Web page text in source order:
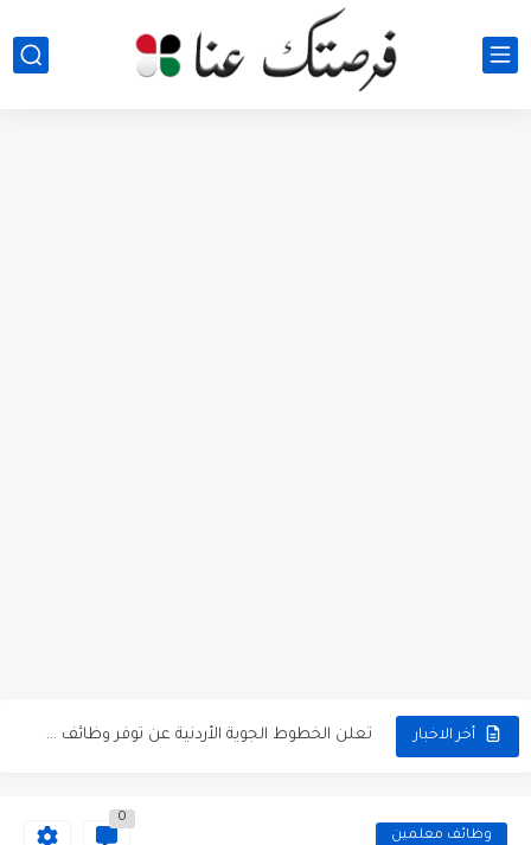
أخر الاخبار تعلن الخطوط الجوية الأردنية عن توفر وظائف شاغرة لمضيفي طيران
مطلوب عامل نظافة عدد 2 بدوام كامل او جزئي في... وظائف معلمين
0